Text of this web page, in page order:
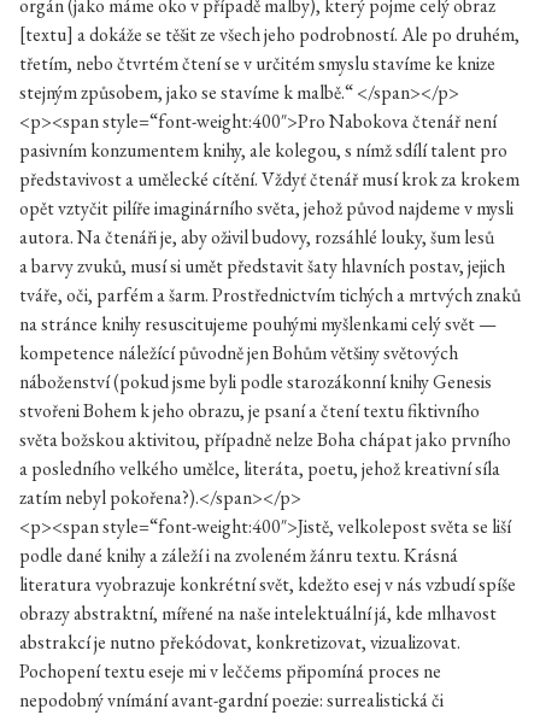
orgán (jako máme oko v případě malby), který pojme celý obraz
[textu] a dokáže se těšit ze všech jeho podrobností. Ale po druhém,
třetím, nebo čtvrtém čtení se v určitém smyslu stavíme ke knize
stejným způsobem, jako se stavíme k malbě.“ </span></p>
<p><span style=“font-weight:400″>Pro Nabokova čtenář není
pasivním konzumentem knihy, ale kolegou, s nímž sdílí talent pro
představivost a umělecké cítění. Vždyť čtenář musí krok za krokem
opět vztyčit pilíře imaginárního světa, jehož původ najdeme v mysli
autora. Na čtenáři je, aby oživil budovy, rozsáhlé louky, šum lesů
a barvy zvuků, musí si umět představit šaty hlavních postav, jejich
tváře, oči, parfém a šarm. Prostřednictvím tichých a mrtvých znaků
na stránce knihy resuscitujeme pouhými myšlenkami celý svět —
kompetence náležící původně jen Bohům většiny světových
náboženství (pokud jsme byli podle starozákonní knihy Genesis
stvořeni Bohem k jeho obrazu, je psaní a čtení textu fiktivního
světa božskou aktivitou, případně nelze Boha chápat jako prvního
a posledního velkého umělce, literáta, poetu, jehož kreativní síla
zatím nebyl pokořena?).</span></p>
<p><span style=“font-weight:400″>Jistě, velkolepost světa se liší
podle dané knihy a záleží i na zvoleném žánru textu. Krásná
literatura vyobrazuje konkrétní svět, kdežto esej v nás vzbudí spíše
obrazy abstraktní, mířené na naše intelektuální já, kde mlhavost
abstrakcí je nutno překódovat, konkretizovat, vizualizovat.
Pochopení textu eseje mi v leččems připomíná proces ne
nepodobný vnímání avant-gardní poezie: surrealistická či